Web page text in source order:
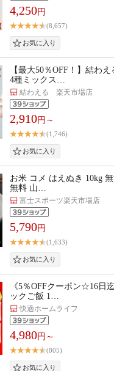
4,250円
(8,657)
【最大50％OFF！】結わ
4種ミックス…
結わえる 楽天市場店
2,910円～
(1,746)
お米 コメ はえぬき 10kg
無料 山…
富士スポーツ楽天市場店
5,790円
(1,633)
《5％OFFクーポン☆16日
ックご飯 1…
快適ホームライフ
4,980円～
(805)